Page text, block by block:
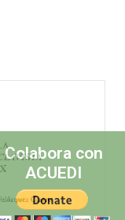
Colabora con
ACUEDI